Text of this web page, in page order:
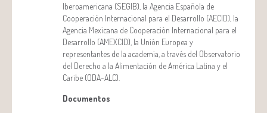
Iberoamericana (SEGIB), la Agencia Española de
Cooperación Internacional para el Desarrollo (AECID), la
Agencia Mexicana de Cooperación Internacional para el
Desarrollo (AMEXCID), la Unión Europea y
representantes de la academia, a través del Observatorio
del Derecho a la Alimentación de América Latina y el
Caribe (ODA-ALC).
Documentos